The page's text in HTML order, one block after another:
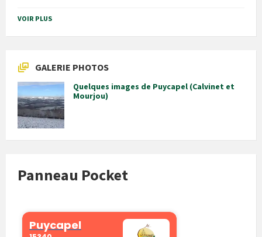
VOIR PLUS
GALERIE PHOTOS
Quelques images de Puycapel (Calvinet et
Mourjou)
Panneau Pocket